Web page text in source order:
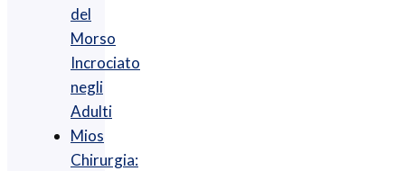
del
Morso
Incrociato
negli
Adulti
Mios
Chirurgia :